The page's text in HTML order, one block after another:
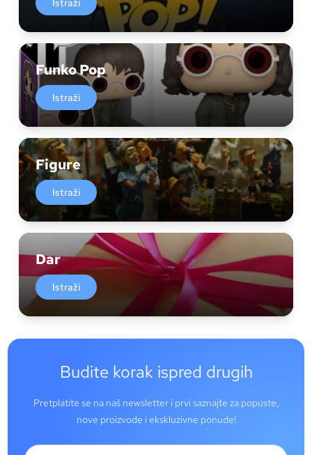
Istraži
Funko Pop
Istraži
Figure
Istraži
Dar
Istraži
Budite korak ispred drugih
Pretplatite se na naš newsletter i prvi saznajte za popuste,
nove proizvode i ekskluzivne ponude!